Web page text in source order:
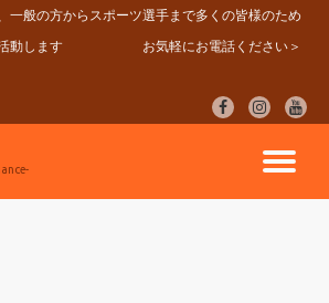
一般の方からスポーツ選手まで多くの皆様のため
動します お気軽にお電話ください＞
fa-
facebook
fa-
instagram
fa-
ナ